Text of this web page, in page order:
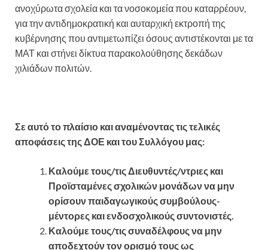
ανοχύρωτα σχολεία και τα νοσοκομεία που καταρρέουν,
για την αντιδημοκρατική και αυταρχική εκτροπή της
κυβέρνησης που αντιμετωπίζει όσους αντιστέκονται με τα
ΜΑΤ και στήνει δίκτυα παρακολούθησης δεκάδων
χιλιάδων πολιτών.
Σε αυτό το πλαίσιο και αναμένοντας τις τελικές
αποφάσεις της ΔΟΕ και του Συλλόγου μας:
Καλούμε τους/τις Διευθυντές/ντριες και
Προϊσταμένες σχολικών μονάδων να μην
ορίσουν παιδαγωγικούς συμβούλους-
μέντορες και ενδοσχολικούς συντονιστές.
Καλούμε τους/τις συναδέλφους να μην
αποδεχτούν τον ορισμό τους ως